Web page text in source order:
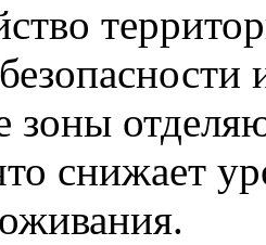
снижает